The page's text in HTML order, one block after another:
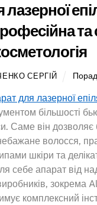
та
СЕРГІЙ
для лазерної
більшості
Саме він дозволяє
волосся,
шкіри та
себе апарат від
зокрема
комплексний